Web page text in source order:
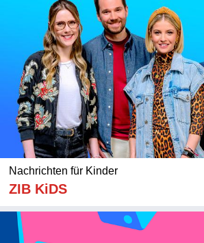
Nachrichten für Kinder
ZIB KiDS